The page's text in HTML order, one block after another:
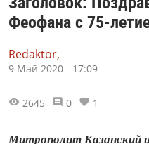
Феофана с 75-
Redaktor,
9 Май 2020 - 17:09
2645 0 1
Митрополит Казанский